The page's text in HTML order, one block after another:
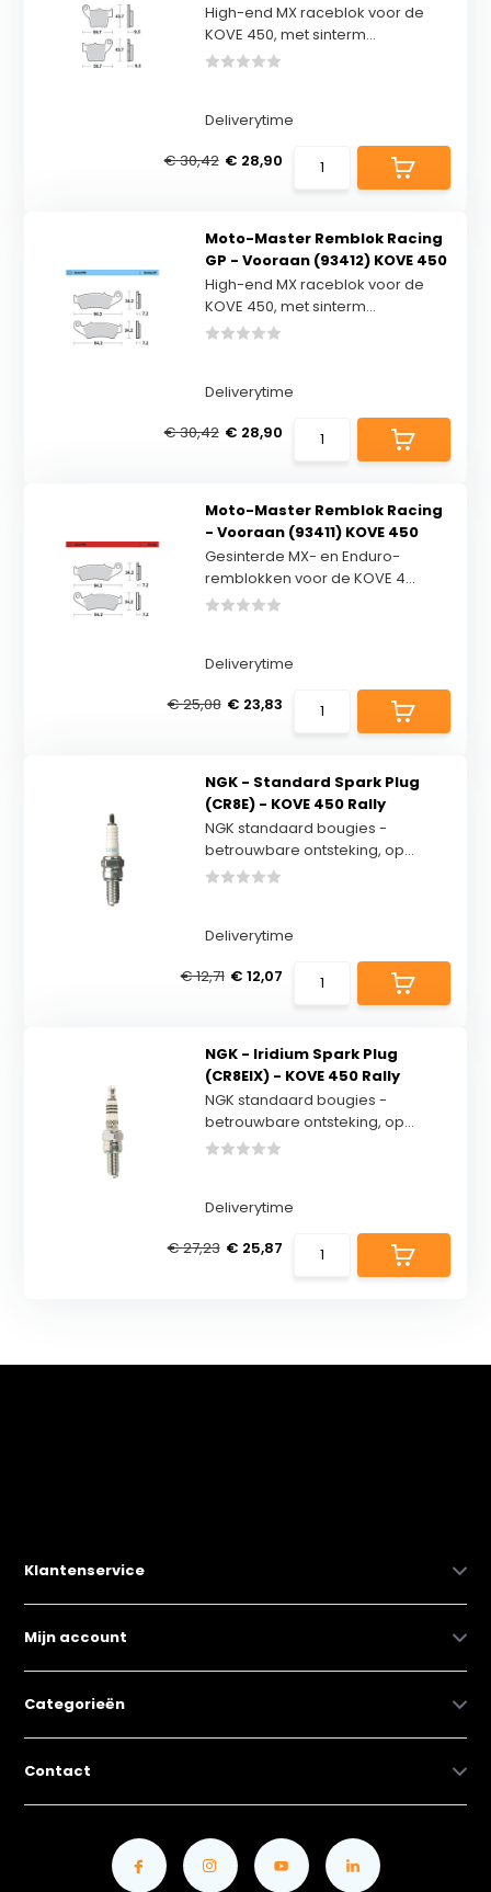
High-end MX raceblok voor de
KOVE 450, met sinterm...
Deliverytime
€ 30,42 € 28,90
Moto-Master Remblok Racing
GP - Vooraan (93412) KOVE 450
High-end MX raceblok voor de
KOVE 450, met sinterm...
Deliverytime
€ 30,42 € 28,90
Moto-Master Remblok Racing
- Vooraan (93411) KOVE 450
Gesinterde MX- en Enduro-
remblokken voor de KOVE 4...
Deliverytime
€ 25,08 € 23,83
NGK - Standard Spark Plug
(CR8E) - KOVE 450 Rally
NGK standaard bougies -
betrouwbare ontsteking, op...
Deliverytime
€ 12,71 € 12,07
NGK - Iridium Spark Plug
(CR8EIX) - KOVE 450 Rally
NGK standaard bougies -
betrouwbare ontsteking, op...
Deliverytime
€ 27,23 € 25,87
Klantenservice
Mijn account
Categorieën
Contact